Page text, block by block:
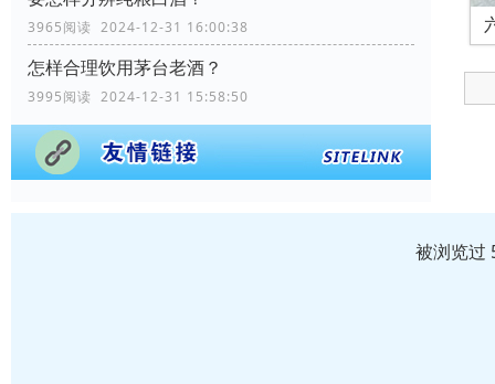
3965阅读 2024-12-31 16:00:38
怎样合理饮用茅台老酒？
3995阅读 2024-12-31 15:58:50
被浏览过